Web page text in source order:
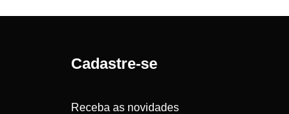
Cadastre-se
Receba as novidades